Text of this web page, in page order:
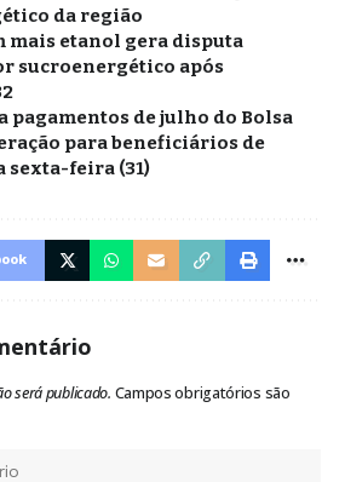
da região
mais etanol gera disputa
sucroenergético após
pagamentos de julho do Bolsa
para beneficiários de
sexta-feira (31)
será publicado. Campos obrigatórios são